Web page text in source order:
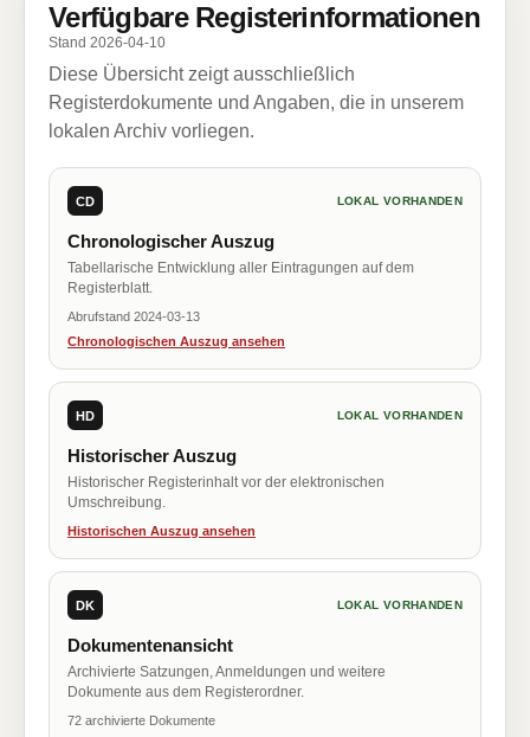
Verfügbare Registerinformationen
Stand 2026-04-10
Diese Übersicht zeigt ausschließlich
Registerdokumente und Angaben, die in unserem
lokalen Archiv vorliegen.
CD LOKAL VORHANDEN
Chronologischer Auszug
Tabellarische Entwicklung aller Eintragungen auf dem
Registerblatt.
Abrufstand 2024-03-13
Chronologischen Auszug ansehen
HD LOKAL VORHANDEN
Historischer Auszug
Historischer Registerinhalt vor der elektronischen
Umschreibung.
Historischen Auszug ansehen
DK LOKAL VORHANDEN
Dokumentenansicht
Archivierte Satzungen, Anmeldungen und weitere
Dokumente aus dem Registerordner.
72 archivierte Dokumente